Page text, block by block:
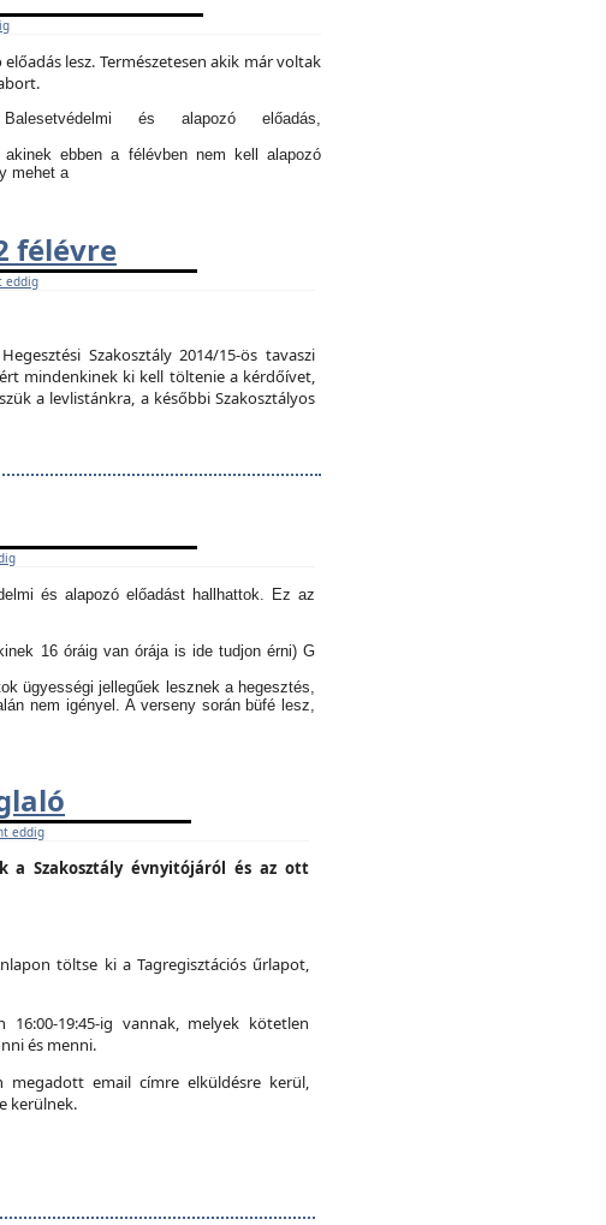
lesz. Természetesen akik már voltak
és alapozó előadás,
ebben a félévben nem kell alapozó
mehet a
félévre
eddig
Szakosztály 2014/15-ös tavaszi
mindenkinek ki kell töltenie a kérdőívet,
a levlistánkra, a későbbi Szakosztályos
és alapozó előadást hallhattok. Ez az
16 óráig van órája is ide tudjon érni) G
ügyességi jellegűek lesznek a hegesztés,
nem igényel. A verseny során büfé lesz,
eddig
a Szakosztály évnyitójáról és az ott
töltse ki a Tagregisztációs űrlapot,
19:45-ig vannak, melyek kötetlen
és menni.
email címre elküldésre kerül,
kerülnek.